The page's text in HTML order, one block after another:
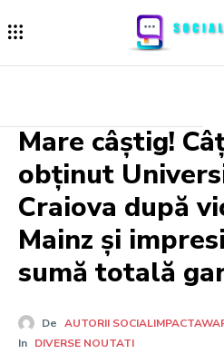
Mare câștig!
obținut
Craiova după
Mainz și
sumă totală
De AUTORII
In DIVERSE NOUTATI